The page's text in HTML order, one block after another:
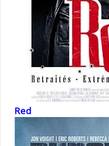
Red